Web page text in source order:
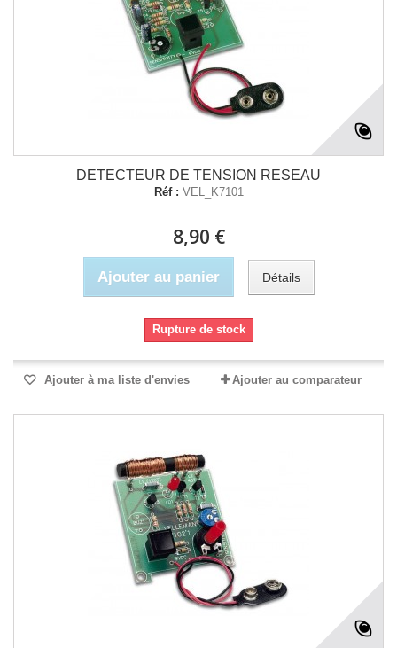
DETECTEUR DE TENSION RESEAU
Réf : VEL_K7101
8,90 €
Ajouter au panier Détails
Rupture de stock
Ajouter à ma liste d'envies Ajouter au comparateur